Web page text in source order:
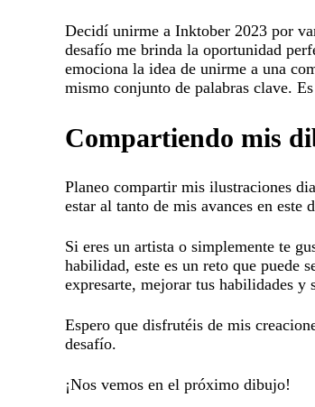
Decidí unirme a Inktober 2023 por
desafío me brinda la oportunidad
emociona la idea de unirme a una
mismo conjunto de palabras clave.
Compartiendo mis
Planeo compartir mis ilustraciones
estar al tanto de mis avances en este
Si eres un artista o simplemente te
habilidad, este es un reto que puede
expresarte, mejorar tus habilidades
Espero que disfrutéis de mis
desafío.
¡Nos vemos en el próximo dibujo!